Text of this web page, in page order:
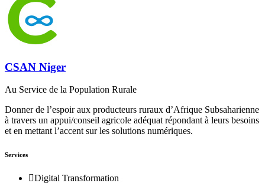
CSAN Niger
Au Service de la Population Rurale
Donner de l’espoir aux producteurs ruraux d’Afrique Subsaharienne
à travers un appui/conseil agricole adéquat répondant à leurs besoins
et en mettant l’accent sur les solutions numériques.
Services
Digital Transformation